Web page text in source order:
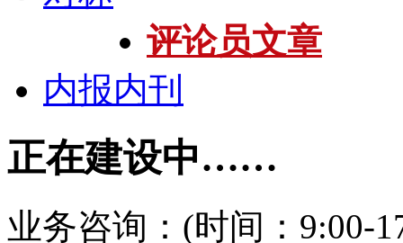
评论员文章
内报内刊
正在建设中……
业务咨询：(时间：9:00-